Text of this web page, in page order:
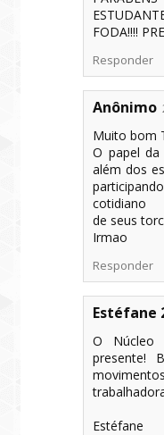
FODA!!!!
Responder
Anônimo
Muito bom
O papel
além dos
cotidiano
de seus
Irmao
Responder
Estéfane
O Núcleo
presente!
Estéfane